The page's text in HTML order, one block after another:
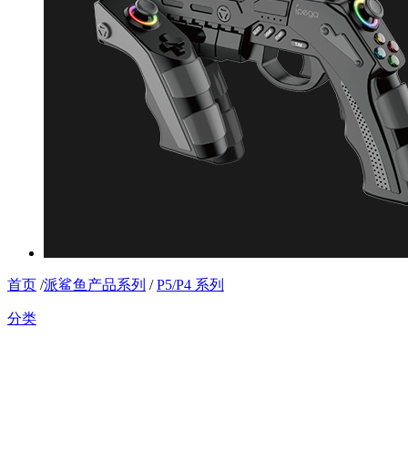
首页 /派鲨鱼产品系列 /P5/P4 系列
分类